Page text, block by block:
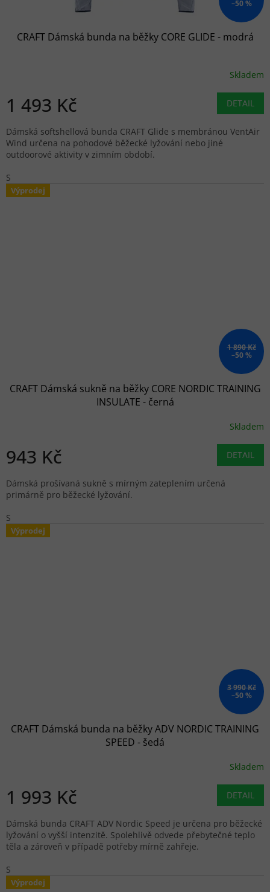
–50 %
CRAFT Dámská bunda na běžky CORE GLIDE - modrá
Skladem
1 493 Kč DETAIL
Dámská softshellová bunda CRAFT Glide s membránou VentAir
Wind určena na pohodové běžecké lyžování nebo jiné
outdoorové aktivity v zimním období.
S
Výprodej
1 890 Kč
–50 %
CRAFT Dámská sukně na běžky CORE NORDIC TRAINING
INSULATE - černá
Skladem
943 Kč DETAIL
Dámská prošívaná sukně s mírným zateplením určená
primárně pro běžecké lyžování.
S
Výprodej
3 990 Kč
–50 %
CRAFT Dámská bunda na běžky ADV NORDIC TRAINING
SPEED - šedá
Skladem
1 993 Kč DETAIL
Dámská bunda CRAFT ADV Nordic Speed je určena pro běžecké
lyžování o vyšší intenzitě. Spolehlivě odvede přebytečné teplo
těla a zároveň v případě potřeby mírně zahřeje.
S
Výprodej